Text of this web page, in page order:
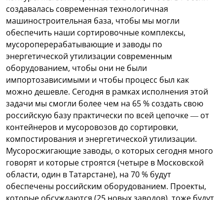
создавалась современная технологичная
машиностроительная база, чтобы мы могли
обеспечить наши сортировочные комплексы,
мусороперерабатывающие и заводы по
энергетической утилизации современным
оборудованием, чтобы они не были
импортозависимыми и чтобы процесс был как
можно дешевле. Сегодня в рамках исполнения этой
задачи мы смогли более чем на 65 % создать свою
российскую базу практически по всей цепочке — от
контейнеров и мусоровозов до сортировки,
компостирования и энергетической утилизации.
Мусоросжигающие заводы, о которых сегодня много
говорят и которые строятся (четыре в Московской
области, один в Татарстане), на 70 % будут
обеспечены российским оборудованием. Проекты,